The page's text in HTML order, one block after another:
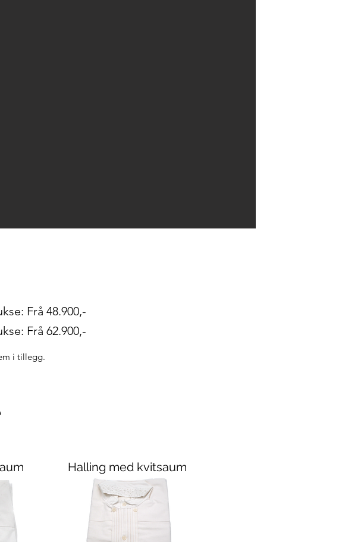
Frå 48.900,-
Frå 62.900,-
i tillegg.
Halling med kvitsaum